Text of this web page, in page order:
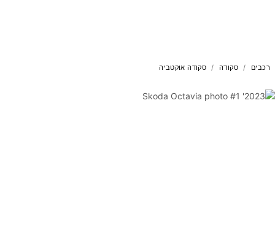
רכבים סקודה סקודה אוקטביה